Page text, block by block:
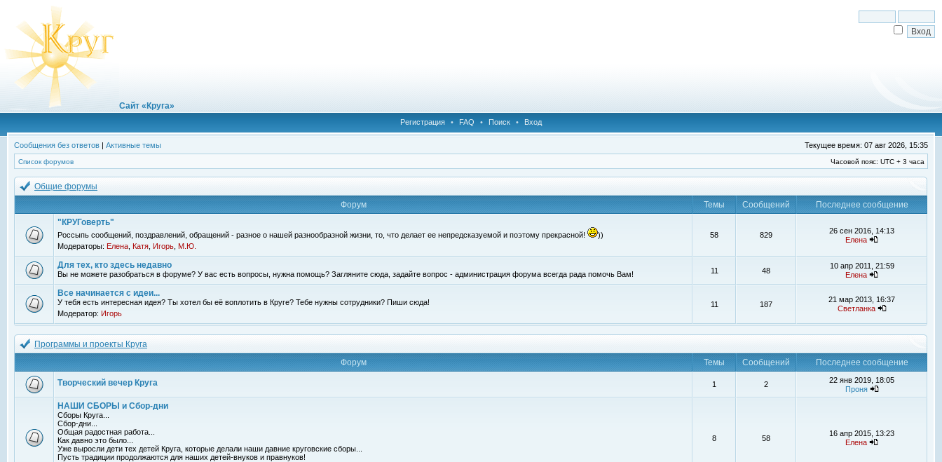
Сайт «Круга»
Регистрация • FAQ • Поиск • Вход
Сообщения без ответов | Активные темы Текущее время: 07 авг 2026, 15:35
Список форумов Часовой пояс: UTC + 3 часа
Общие форумы
Форум
Темы Сообщений
Последнее сообщение
"КРУГоверть"
Россыпь сообщений, поздравлений, обращений - разное о нашей разнообразной жизни, то, что делает ее непредсказуемой и поэтому прекрасной!
))
Модераторы: Елена Катя Игорь М.Ю.
58 829
26 сен 2016, 14:13
Елена
Для тех, кто здесь недавно
Вы не можете разобраться в форуме? У вас есть вопросы, нужна помощь? Загляните сюда, задайте вопрос - администрация форума всегда рада помочь Вам! 11 48
10 апр 2011, 21:59
Елена
Все начинается с идеи...
У тебя есть интересная идея? Ты хотел бы её воплотить в Круге? Тебе нужны сотрудники? Пиши сюда!
Модератор: Игорь
11 187
21 мар 2013, 16:37
Светланка
Программы и проекты Круга
Форум
Темы Сообщений Последнее сообщение
Творческий вечер Круга 1 2
22 янв 2019, 18:05
Проня
НАШИ СБОРЫ и Сбор-дни
Сборы Круга...
Сбор-дни...
Общая радостная работа...
Как давно это было...
Уже выросли дети тех детей Круга, которые делали наши давние круговские сборы...
Пусть традиции продолжаются для наших детей-внуков и правнуков!
8 58
16 апр 2015, 13:23
Елена